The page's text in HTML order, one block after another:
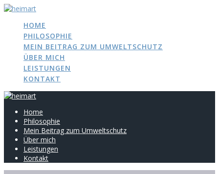
Zum
springenHOME
PHILOSOPHIE
MEIN BEITRAG ZUM UMWELTSCHUTZ
ÜBER MICH
LEISTUNGEN
KONTAKT
Home
Philosophie
Mein Beitrag zum Umweltschutz
Über mich
Leistungen
Kontakt